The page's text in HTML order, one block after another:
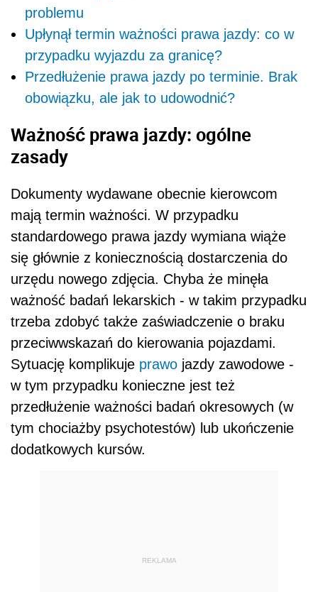
problemu
Upłynął termin ważności prawa jazdy: co w
przypadku wyjazdu za granicę?
Przedłużenie prawa jazdy po terminie. Brak
obowiązku, ale jak to udowodnić?
Ważność prawa jazdy: ogólne
zasady
Dokumenty wydawane obecnie kierowcom
mają termin ważności. W przypadku
standardowego prawa jazdy wymiana wiąże
się głównie z koniecznością dostarczenia do
urzędu nowego zdjęcia. Chyba że minęła
ważność badań lekarskich - w takim przypadku
trzeba zdobyć także zaświadczenie o braku
przeciwwskazań do kierowania pojazdami.
Sytuację komplikuje prawo jazdy zawodowe -
w tym przypadku konieczne jest też
przedłużenie ważności badań okresowych (w
tym chociażby psychotestów) lub ukończenie
dodatkowych kursów.
REKLAMA